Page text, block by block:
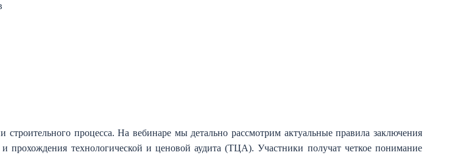
строительного процесса. На вебинаре мы детально рассмотрим актуальные правила заключения
прохождения технологической и ценовой аудита (ТЦА). Участники получат четкое понимание